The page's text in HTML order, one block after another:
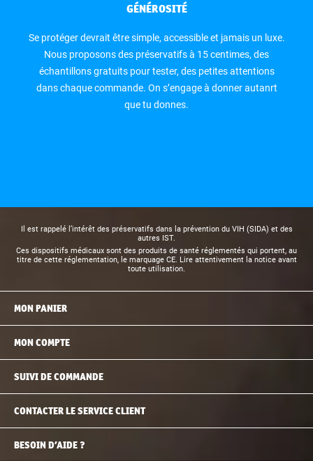
GÉNÉROSITÉ
Se protéger devrait être simple, accessible et jamais un luxe.
Nous proposons des préservatifs à 15 centimes, des
échantillons gratuits pour tester, des petites attentions
dans chaque commande. On s’engage à donner autanrt
que tu donnes.
Il est rappelé l’intérêt des préservatifs dans la prévention du VIH (SIDA) et des
autres IST.
Ces dispositifs médicaux sont des produits de santé réglementés qui portent, au
titre de cette réglementation, le marquage CE. Lire attentivement la notice avant
toute utilisation.
MON PANIER
MON COMPTE
SUIVI DE COMMANDE
CONTACTER LE SERVICE CLIENT
BESOIN D’AIDE ?